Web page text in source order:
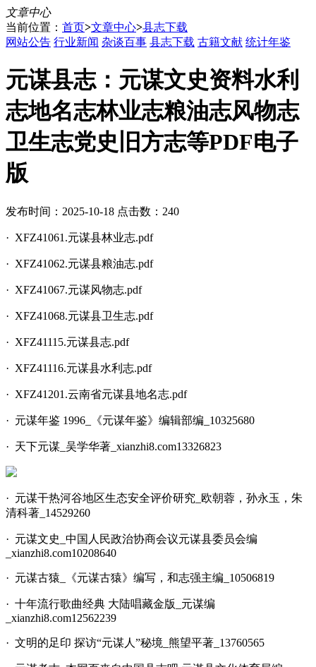
文章中心
当前位置： 首页>文章中心>县志下载
网站公告 行业新闻 杂谈百事 县志下载 古籍文献 统计年鉴
元谋县志：元谋文史资料水利
志地名志林业志粮油志风物志
卫生志党史旧方志等PDF电子
版
发布时间：2025-10-18 点击数：240
· XFZ41061.元谋县林业志.pdf
· XFZ41062.元谋县粮油志.pdf
· XFZ41067.元谋风物志.pdf
· XFZ41068.元谋县卫生志.pdf
· XFZ41115.元谋县志.pdf
· XFZ41116.元谋县水利志.pdf
· XFZ41201.云南省元谋县地名志.pdf
· 元谋年鉴 1996_《元谋年鉴》编辑部编_10325680
· 天下元谋_吴学华著_xianzhi8.com13326823
· 元谋干热河谷地区生态安全评价研究_欧朝蓉，孙永玉，朱
清科著_14529260
· 元谋文史_中国人民政治协商会议元谋县委员会编
_xianzhi8.com10208640
· 元谋古猿_《元谋古猿》编写，和志强主编_10506819
· 十年流行歌曲经典 大陆唱藏金版_元谋编
_xianzhi8.com12562239
· 文明的足印 探访“元谋人”秘境_熊望平著_13760565